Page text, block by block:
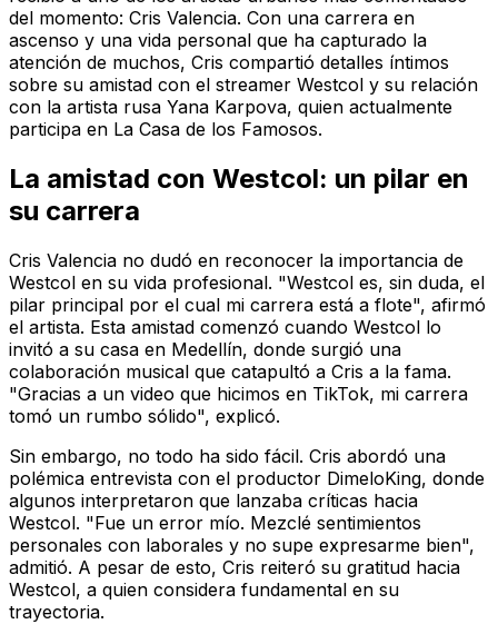
del momento: Cris Valencia. Con una carrera en
ascenso y una vida personal que ha capturado la
atención de muchos, Cris compartió detalles íntimos
sobre su amistad con el streamer Westcol y su relación
con la artista rusa Yana Karpova, quien actualmente
participa en La Casa de los Famosos.
La amistad con Westcol: un pilar en
su carrera
Cris Valencia no dudó en reconocer la importancia de
Westcol en su vida profesional. "Westcol es, sin duda, el
pilar principal por el cual mi carrera está a flote", afirmó
el artista. Esta amistad comenzó cuando Westcol lo
invitó a su casa en Medellín, donde surgió una
colaboración musical que catapultó a Cris a la fama.
"Gracias a un video que hicimos en TikTok, mi carrera
tomó un rumbo sólido", explicó.
Sin embargo, no todo ha sido fácil. Cris abordó una
polémica entrevista con el productor DimeloKing, donde
algunos interpretaron que lanzaba críticas hacia
Westcol. "Fue un error mío. Mezclé sentimientos
personales con laborales y no supe expresarme bien",
admitió. A pesar de esto, Cris reiteró su gratitud hacia
Westcol, a quien considera fundamental en su
trayectoria.